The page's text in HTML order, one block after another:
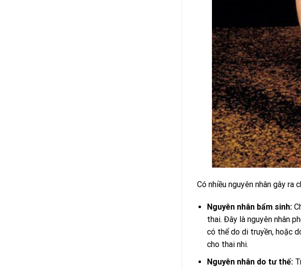
Có nhiều nguyên nhân gây ra
Nguyên nhân bẩm sinh:
thai. Đây là nguyên nhân
có thể do di truyền, hoặc
cho thai nhi.
Nguyên nhân do tư thế: